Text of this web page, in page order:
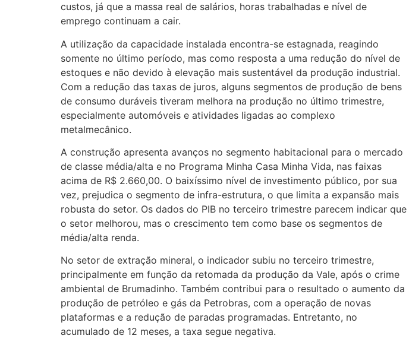
custos, já que a massa real de salários, horas trabalhadas e nível de
emprego continuam a cair.
A utilização da capacidade instalada encontra-se estagnada, reagindo
somente no último período, mas como resposta a uma redução do nível de
estoques e não devido à elevação mais sustentável da produção industrial.
Com a redução das taxas de juros, alguns segmentos de produção de bens
de consumo duráveis tiveram melhora na produção no último trimestre,
especialmente automóveis e atividades ligadas ao complexo
metalmecânico.
A construção apresenta avanços no segmento habitacional para o mercado
de classe média/alta e no Programa Minha Casa Minha Vida, nas faixas
acima de R$ 2.660,00. O baixíssimo nível de investimento público, por sua
vez, prejudica o segmento de infra-estrutura, o que limita a expansão mais
robusta do setor. Os dados do PIB no terceiro trimestre parecem indicar que
o setor melhorou, mas o crescimento tem como base os segmentos de
média/alta renda.
No setor de extração mineral, o indicador subiu no terceiro trimestre,
principalmente em função da retomada da produção da Vale, após o crime
ambiental de Brumadinho. Também contribui para o resultado o aumento da
produção de petróleo e gás da Petrobras, com a operação de novas
plataformas e a redução de paradas programadas. Entretanto, no
acumulado de 12 meses, a taxa segue negativa.